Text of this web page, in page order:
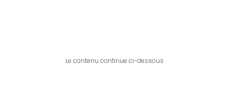
Le contenu continue ci-dessous